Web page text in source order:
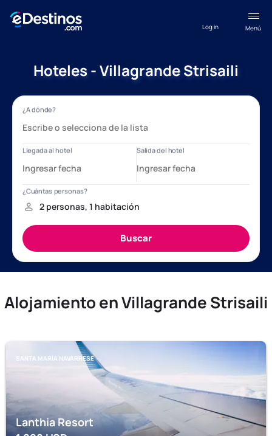
Menú
Log in
Hoteles - Villagrande Strisaili
Alojamiento en Villagrande Strisaili
SANTA MARIA NAVARRESE
Lanthia Resort